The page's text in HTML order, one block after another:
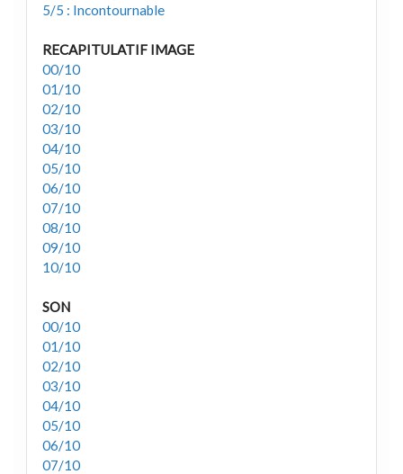
5/5 : Incontournable
RECAPITULATIF IMAGE
00/10
01/10
02/10
03/10
04/10
05/10
06/10
07/10
08/10
09/10
10/10
SON
00/10
01/10
02/10
03/10
04/10
05/10
06/10
07/10